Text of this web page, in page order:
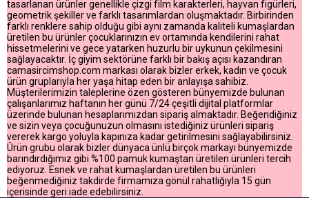
tasarlanan ürünler genellikle çizgi film karakterleri, hayvan figürleri,
geometrik şekiller ve farklı tasarımlardan oluşmaktadır. Birbirinden
farklı renklere sahip olduğu gibi aynı zamanda kaliteli kumaşlardan
üretilen bu ürünler çocuklarınızın ev ortamında kendilerini rahat
hissetmelerini ve gece yatarken huzurlu bir uykunun çekilmesini
sağlayacaktır. İç giyim sektörüne farklı bir bakış açısı kazandıran
camasircimshop.com markası olarak bizler erkek, kadın ve çocuk
ürün gruplarıyla her yaşa hitap eden bir anlayışa sahibiz.
Müşterilerimizin taleplerine özen gösteren bünyemizde bulunan
çalışanlarımız haftanın her günü 7/24 çeşitli dijital platformlar
üzerinde bulunan hesaplarımızdan sipariş almaktadır. Beğendiğiniz
ve sizin veya çocuğunuzun olmasını istediğiniz ürünleri sipariş
vererek kargo yoluyla kapınıza kadar getirilmesini sağlayabilirsiniz.
Ürün grubu olarak bizler dünyaca ünlü birçok markayı bünyemizde
barındırdığımız gibi %100 pamuk kumaştan üretilen ürünleri tercih
ediyoruz. Esnek ve rahat kumaşlardan üretilen bu ürünleri
beğenmediğiniz takdirde firmamıza gönül rahatlığıyla 15 gün
içerisinde geri iade edebilirsiniz.